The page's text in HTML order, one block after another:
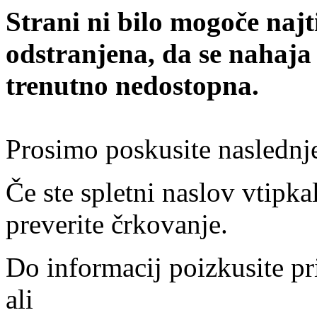
Strani ni bilo mogoče
odstranjena, da se
trenutno nedostopna.
Prosimo poskusite
Če ste spletni naslov
preverite črkovanje.
Do informacij poizkusite
ali